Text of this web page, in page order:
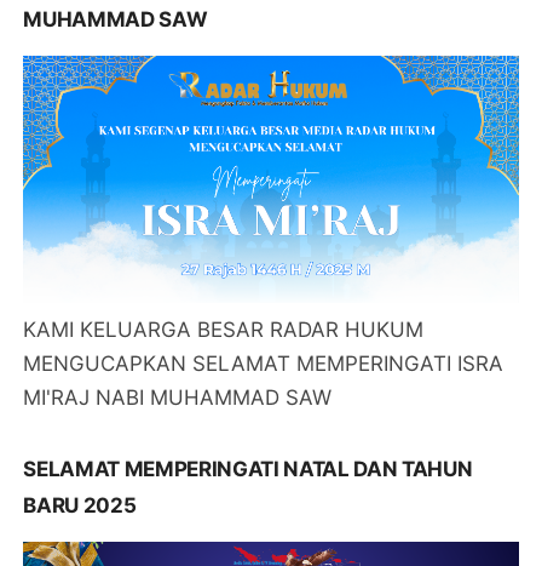
MUHAMMAD SAW
KAMI KELUARGA BESAR RADAR HUKUM
MENGUCAPKAN SELAMAT MEMPERINGATI ISRA
MI'RAJ NABI MUHAMMAD SAW
SELAMAT MEMPERINGATI NATAL DAN TAHUN
BARU 2025